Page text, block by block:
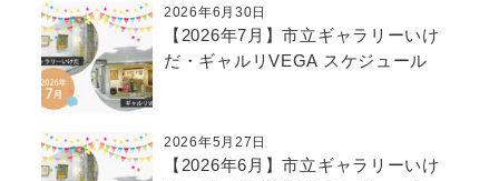
2026年6月30日
【2026年7月】市立ギャラリーいけ
だ・ギャルリVEGA スケジュール
2026年5月27日
【2026年6月】市立ギャラリーいけ